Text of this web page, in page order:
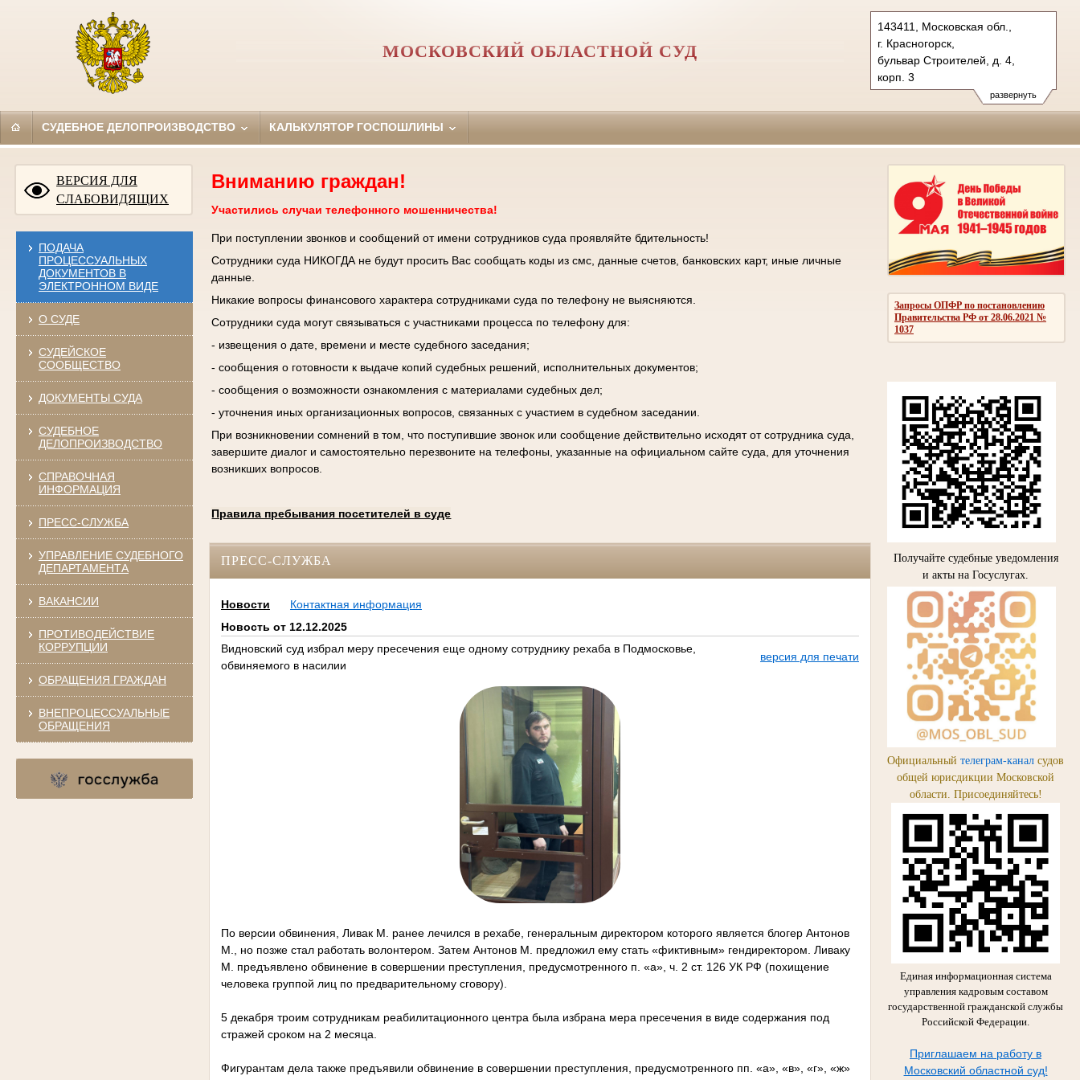
развернуть
143411, Московская обл.,
г. Красногорск,
бульвар Строителей, д. 4,
корп. 3
Тел.: +7 (498) 692 60 00
post.50os0000@sudrf.ru
МОСКОВСКИЙ ОБЛАСТНОЙ СУД
СУДЕБНОЕ ДЕЛОПРОИЗВОДСТВО КАЛЬКУЛЯТОР ГОСПОШЛИНЫ
ВЕРСИЯ ДЛЯ
СЛАБОВИДЯЩИХ
ПОДАЧА
ПРОЦЕССУАЛЬНЫХ
ДОКУМЕНТОВ В
ЭЛЕКТРОННОМ ВИДЕ
О СУДЕ
СУДЕЙСКОЕ
СООБЩЕСТВО
ДОКУМЕНТЫ СУДА
СУДЕБНОЕ
ДЕЛОПРОИЗВОДСТВО
СПРАВОЧНАЯ
ИНФОРМАЦИЯ
ПРЕСС-СЛУЖБА
УПРАВЛЕНИЕ СУДЕБНОГО
ДЕПАРТАМЕНТА
ВАКАНСИИ
ПРОТИВОДЕЙСТВИЕ
КОРРУПЦИИ
ОБРАЩЕНИЯ ГРАЖДАН
ВНЕПРОЦЕССУАЛЬНЫЕ
ОБРАЩЕНИЯ
Запросы ОПФР по постановлению
Правительства РФ от 28.06.2021 №
1037
Получайте судебные уведомления
и акты на Госуслугах.
Официальный телеграм-канал судов
общей юрисдикции Московской
области. Присоединяйтесь!
Единая информационная система
управления кадровым составом
государственной гражданской службы
Российской Федерации.
Приглашаем на работу в
Московский областной суд!
Вниманию граждан!
Участились случаи телефонного мошенничества!
При поступлении звонков и сообщений от имени сотрудников суда проявляйте бдительность!
Сотрудники суда НИКОГДА не будут просить Вас сообщать коды из смс, данные счетов, банковских карт, иные личные
данные.
Никакие вопросы финансового характера сотрудниками суда по телефону не выясняются.
Сотрудники суда могут связываться с участниками процесса по телефону для:
- извещения о дате, времени и месте судебного заседания;
- сообщения о готовности к выдаче копий судебных решений, исполнительных документов;
- сообщения о возможности ознакомления с материалами судебных дел;
- уточнения иных организационных вопросов, связанных с участием в судебном заседании.
При возникновении сомнений в том, что поступившие звонок или сообщение действительно исходят от сотрудника суда,
завершите диалог и самостоятельно перезвоните на телефоны, указанные на официальном сайте суда, для уточнения
возникших вопросов.
Правила пребывания посетителей в суде
ПРЕСС-СЛУЖБА
Новости
Контактная информация
Новость от 12.12.2025
Видновский суд избрал меру пресечения еще одному сотруднику рехаба в Подмосковье,
обвиняемого в насилии
версия для печати
По версии обвинения, Ливак М. ранее лечился в рехабе, генеральным директором которого является блогер Антонов
М., но позже стал работать волонтером. Затем Антонов М. предложил ему стать «фиктивным» гендиректором. Ливаку
М. предъявлено обвинение в совершении преступления, предусмотренного п. «а», ч. 2 ст. 126 УК РФ (похищение
человека группой лиц по предварительному сговору).
5 декабря троим сотрудникам реабилитационного центра была избрана мера пресечения в виде содержания под
стражей сроком на 2 месяца.
Фигурантам дела также предъявили обвинение в совершении преступления, предусмотренного пп. «а», «в», «г», «ж»